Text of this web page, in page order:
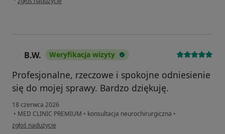
B.W. Weryfikacja wizyty
Profesjonalne, rzeczowe i spokojne odniesienie
się do mojej sprawy. Bardzo dziękuję.
18 czerwca 2026
• MED CLINIC PREMIUM • konsultacja neurochirurgiczna •
w opinii użytkownika B.W.
zgłoś nadużycie